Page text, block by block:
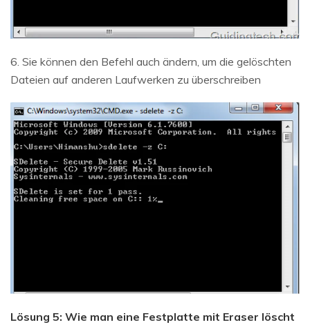
6. Sie können den Befehl auch ändern, um die gelöschten
Dateien auf anderen Laufwerken zu überschreiben
Lösung 5: Wie man eine Festplatte mit Eraser löscht